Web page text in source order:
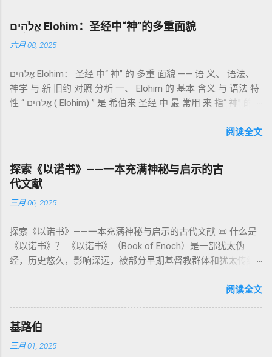
祭 （asham）：针对特定罪行的赔偿与赎回。 这些制度不是单
纯宗教仪式，而是 神提供给罪人恢复关系的方式 。 希伯来文
祂的子民得洁净并维系同在。 三、祭司制度与敬拜秩序 亚伦与
记》强调他们的洁净、服饰、行为都必须与神的圣洁相称。 祭
司是 圣所的看守者、律法的教导者与百姓的代求者 。他们的失
败（如拿答与亚比户擅献凡火）立刻带来神的审判（利10
限 第11–15章讲述关于食物、疾病（如大麻风）、体液等“洁净
与不洁”的律例。其目的不是为了迷信或隔离，而是建立 圣洁与
秩序感 ，帮助以色列人活在神的同在中。 “洁净”不是等同于“无
罪”，而是不妨碍与神交往的状态。圣所是神居住之地，进入必
16章描述每年一次的“赎罪日”（Yom Kippur），大祭司进入至
圣所，用血为圣所与百姓遮罪。 这是整卷《利未记》的神学中
心： 神愿意居住在人中间； 罪必须被遮盖才能维持这同在；
神主动提供遮罪之道（两个祭牲，特别是“为耶和华”的与“归于
亚撒泻勒”的）。 这预表...
吉兹语（埃塞俄比亚语） 保存， 死海古卷 出土了多份 阿拉姆
语 残卷，另有 希腊文 片段，显示其广泛流传。 《一以诺书》
大体由五部分组成（作者与年代各异）： 《守望者之书》（1–
通婚、巨人（尼非利人）的出现，以及神对其囚禁与审判。
《比喻/相似喻之书》（37–71） ：频繁出现“ 那位人子/拣选
者/义者 ”，刻画末世审判与王权。 《天文之书》（72–82） ：
：以异象回顾以色列史并预示末世。 《以诺书信》（91–108）
：智慧训诫、“祸哉”、义人与恶人的结局等。 提示：另有《二
以诺书》（斯拉夫文）与《三以诺书》（希伯来文），属更晚
期以诺传统，不等同于《一以诺书》。 二、为什么重要？——
它是新约作者与读者共享的“语境词典” 1）新约中的直接/间接
呼应 犹大书14–15 几乎逐字引 1 Enoch 1:9（“主带着千万圣者
的“深渊囚禁”叙事共振。 彼后2:4 用“ 他他路斯 （Tartarus）”指
天使囚禁之所，贴近以诺传统语境。 福音书/启示录 中的“ 人子
来临与天使同来、坐在荣耀宝座审判列国 ”（太24–25；启1、
观 ：以诺将“巨人之灵”为游行污灵的渊源学解释，补给了新约
驱魔叙事背后的“灵界词库”（可1、路8；亦参弗6:12“执政掌
权”）。 阴间与审判意象 ：Sheol 的分区、册卷与火刑等图像，
：以诺传统对压迫者的“祸哉”，与 雅各书 对不义富者的警告
אֱלֹהִים Elohim：圣经中“神”的多重面貌
六月 08, 2025
אֱלֹהִים Elohim： 圣经 中“ 神” 的 多重 面貌 —— 语 义、 语法、
神学 与 新 旧约 对照 分析 一、 Elohim 的 基本 含义 与 语法 特
性 “ אֱלֹהִים ( Elohim) ” 是 希伯来 圣经 中 最 常用 来 指“ 神” 的
者”。 ✦ 语法 现象： Elohim 是 一个 复数 形式 （“- im” 后
世 记 1: 1）； 在 其他 语 境 中也 可 用于 复数 意义， 如 指 多
神、 属 灵 存在、 审判 官 等； 因此， 需 借助 上下文 判断 语
义 和 神学 定位 。 二、 希伯来 圣经 中 Elohim 的 主要 用法 与
示例 分类 类型 用法 说明 示例 经文 含义 1. 真神 指 以色列 的
所 崇拜 的 神祇 出 20: 3 假 神/ 偶像（ gods） 3. 属 灵 存在
神 的 众 子、 天使、 神圣 议会 成员 诗 82: 1, 申 32: 8– 9
神圣 存在（ divine beings） 4. 法官 被 委托 施行 神 审判者 出
权 代表 受托 执行 神 旨意 的 人（ 如 摩西） 出 7: 1 神 的 代言
人（ divine proxy） 6. 强调 威严 复数 形式 强调 尊贵 超自然 的
显现 撒 上 28: 13 灵界 显现 或 尊称（ majestic plural） 三、
每一 类 的 代表 经文 解读 1. 真神 的 独 一 性（ 创世 记 1: 1） “
בְּרֵאשִׁית בָּרָא אֱלֹהִים...” “ 起初， 神（ Elohim） 创造 天地。” 尽
阅读全文
探索《以诺书》——一本充满神秘与启示的古
代文献
三月 06, 2025
探索《以诺书》——一本充满神秘与启示的古代文献 📜 什么是
《以诺书》？ 《以诺书》（Book of Enoch）是一部犹太伪
经，历史悠久，影响深远，被部分早期基督教群体和犹太传统
的曾祖父——的名义写成，包含大量关于天使、堕落、审判和弥
行，神将他取去，他就不在世了。” 这一神秘的记载激发了后世
关于以诺与神的关系、天国奥秘的丰富想象。《以诺书》便是
这种想象的结晶。 📖《以诺书》的主要内容 《以诺书》并非一
阅读全文
基路伯
三月 01, 2025